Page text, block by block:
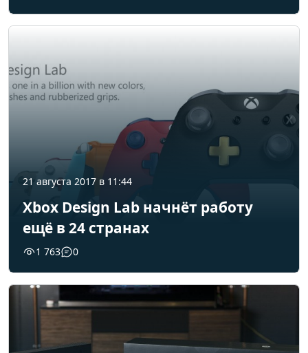
21 августа 2017 в 11:44
Xbox Design Lab начнёт работу
ещё в 24 странах
1 763 0